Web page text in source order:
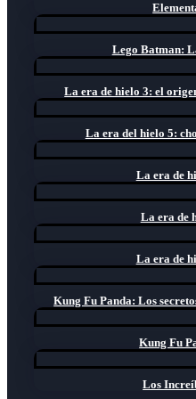
Lego Batman:
La era de hielo 3: el
La era del hielo 5:
La era de
La era de
La era de
Kung Fu Panda: Los
Kung Fu
Los